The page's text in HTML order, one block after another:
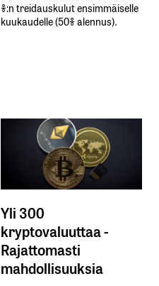
%:n treidauskulut​ ​ensimmäiselle​ ​
kuukaudelle​ ​(50%​ ​alennus).
Yli 300
kryptovaluuttaa -
Rajattomasti
mahdollisuuksia